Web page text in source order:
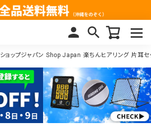
ショップジャパン Shop Japan 楽ちんヒアリング 片